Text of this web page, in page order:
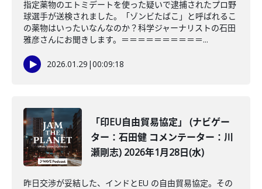
指定薬物のエトミデートを使った疑いで逮捕されたプロ野
球選手が送検されました。「ゾンビたばこ」と呼ばれるこ
の薬物はいったいなんなのか？科学ジャーナリストの石田
雅彦さんにお聞きします。＝＝＝＝＝＝＝＝＝＝...
2026.01.29 |00:09:18
「印EU自由貿易協定」 (ナビゲー
ター：石田健 コメンテーター：川
瀬剛志) 2026年1月28日(水)
昨日交渉が妥結した、インドとEU の自由貿易協定。その